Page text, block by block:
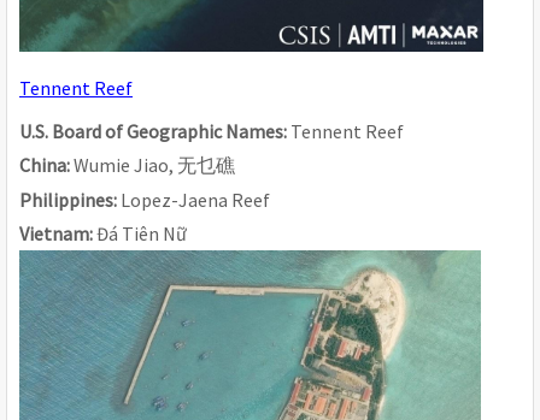
Tennent Reef
U.S. Board of Geographic Names: Tennent Reef
China: Wumie Jiao, 无乜礁
Philippines: Lopez-Jaena Reef
Vietnam: Đá Tiên Nữ